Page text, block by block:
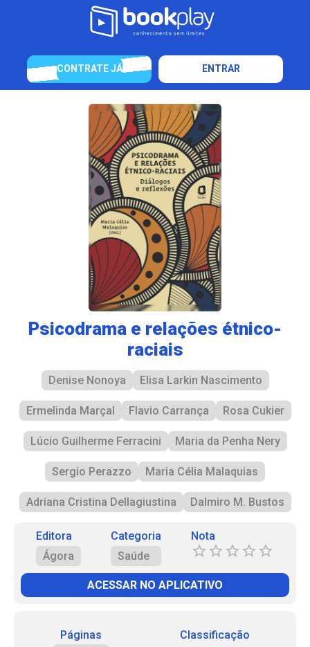
CONTRATE JÁ ENTRAR
Psicodrama e relações étnico-
raciais
Denise Nonoya Elisa Larkin Nascimento
Ermelinda Marçal Flavio Carrança Rosa Cukier
Lúcio Guilherme Ferracini Maria da Penha Nery
Sergio Perazzo Maria Célia Malaquias
Adriana Cristina Dellagiustina Dalmiro M. Bustos
Editora
Ágora
Categoria
Saúde
Nota
ACESSAR NO APLICATIVO
Páginas
Classificação